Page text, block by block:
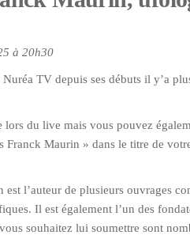
à 20h30
TV depuis ses débuts il y’a
du live mais vous pouvez
Maurin » dans le titre de
l’auteur de plusieurs ouvrages
Il est également l’un des
souhaitez lui soumettre sont